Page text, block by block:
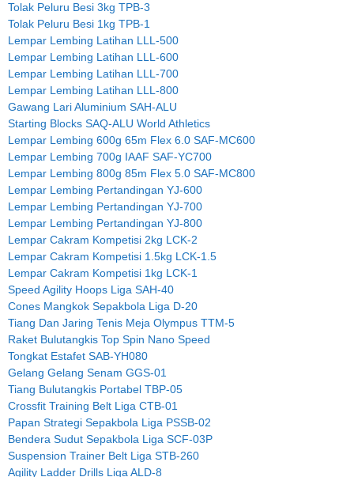
Tolak Peluru Besi 3kg TPB-3
Tolak Peluru Besi 1kg TPB-1
Lempar Lembing Latihan LLL-500
Lempar Lembing Latihan LLL-600
Lempar Lembing Latihan LLL-700
Lempar Lembing Latihan LLL-800
Gawang Lari Aluminium SAH-ALU
Starting Blocks SAQ-ALU World Athletics
Lempar Lembing 600g 65m Flex 6.0 SAF-MC600
Lempar Lembing 700g IAAF SAF-YC700
Lempar Lembing 800g 85m Flex 5.0 SAF-MC800
Lempar Lembing Pertandingan YJ-600
Lempar Lembing Pertandingan YJ-700
Lempar Lembing Pertandingan YJ-800
Lempar Cakram Kompetisi 2kg LCK-2
Lempar Cakram Kompetisi 1.5kg LCK-1.5
Lempar Cakram Kompetisi 1kg LCK-1
Speed Agility Hoops Liga SAH-40
Cones Mangkok Sepakbola Liga D-20
Tiang Dan Jaring Tenis Meja Olympus TTM-5
Raket Bulutangkis Top Spin Nano Speed
Tongkat Estafet SAB-YH080
Gelang Gelang Senam GGS-01
Tiang Bulutangkis Portabel TBP-05
Crossfit Training Belt Liga CTB-01
Papan Strategi Sepakbola Liga PSSB-02
Bendera Sudut Sepakbola Liga SCF-03P
Suspension Trainer Belt Liga STB-260
Agility Ladder Drills Liga ALD-8